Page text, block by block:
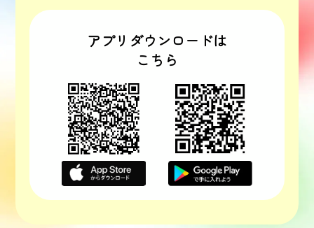
アプリダウンロードは
こちら